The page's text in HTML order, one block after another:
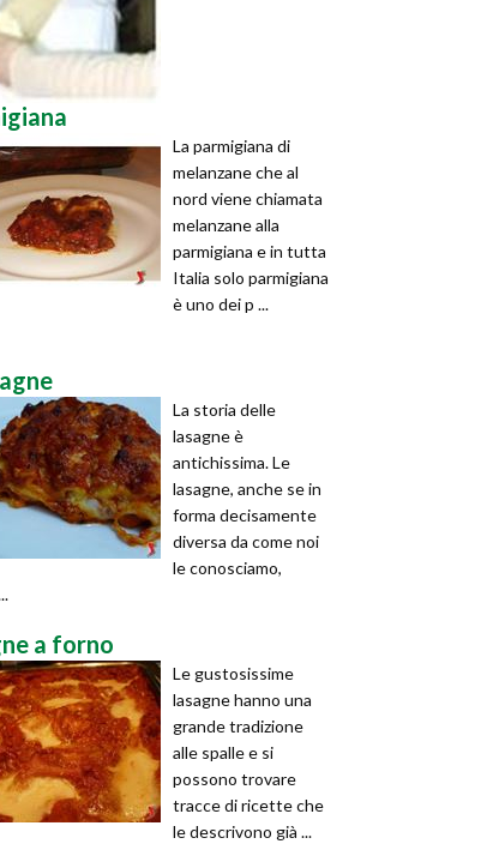
La parmigiana di
melanzane che al
nord viene chiamata
melanzane alla
parmigiana e in tutta
Italia solo parmigiana
è uno dei p ...
La storia delle
lasagne è
antichissima. Le
lasagne, anche se in
forma decisamente
diversa da come noi
le conosciamo,
a forno
Le gustosissime
lasagne hanno una
grande tradizione
alle spalle e si
possono trovare
tracce di ricette che
le descrivono già ...